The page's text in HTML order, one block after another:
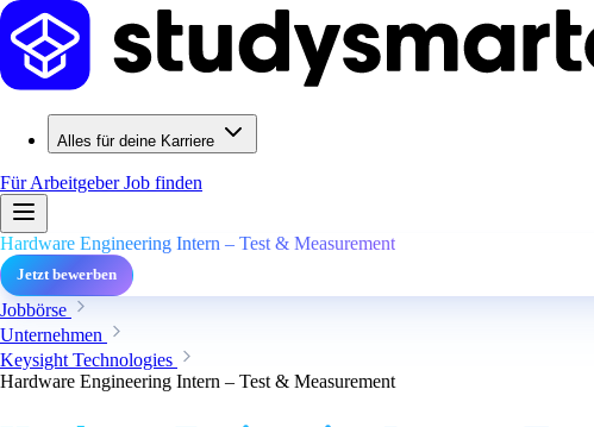
Alles für deine Karriere
Für ArbeitgeberJob finden
Hardware Engineering Intern – Test & Measurement
Jetzt bewerben
Jobbörse
Unternehmen
Keysight Technologies
Hardware Engineering Intern – Test & Measurement